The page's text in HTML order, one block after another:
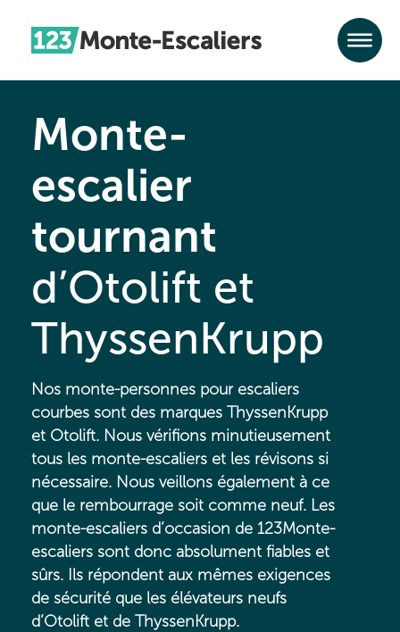
Monte-
escalier
tournant
d’Otolift et
ThyssenKrupp
Nos monte-personnes pour escaliers
courbes sont des marques ThyssenKrupp
et Otolift. Nous vérifions minutieusement
tous les monte-escaliers et les révisons si
nécessaire. Nous veillons également à ce
que le rembourrage soit comme neuf. Les
monte-escaliers d’occasion de 123Monte-
escaliers sont donc absolument fiables et
sûrs. Ils répondent aux mêmes exigences
de sécurité que les élévateurs neufs
d’Otolift et de ThyssenKrupp.